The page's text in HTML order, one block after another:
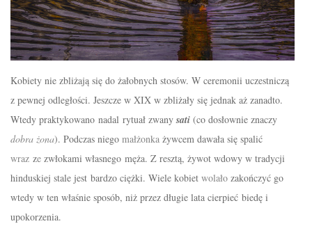
Kobiety nie zbliżają się do żałobnych stosów. W ceremonii uczestniczą
z pewnej odległości. Jeszcze w XIX w zbliżały się jednak aż zanadto.
Wtedy praktykowano nadal rytuał zwany sati (co dosłownie znaczy
dobra żona). Podczas niego małżonka żywcem dawała się spalić
wraz ze zwłokami własnego męża. Z resztą, żywot wdowy w tradycji
hinduskiej stale jest bardzo ciężki. Wiele kobiet wolało zakończyć go
wtedy w ten właśnie sposób, niż przez długie lata cierpieć biedę i
upokorzenia.